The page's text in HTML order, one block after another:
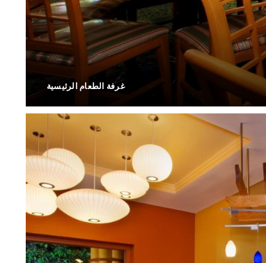
غرفة الطعام الرئيسية